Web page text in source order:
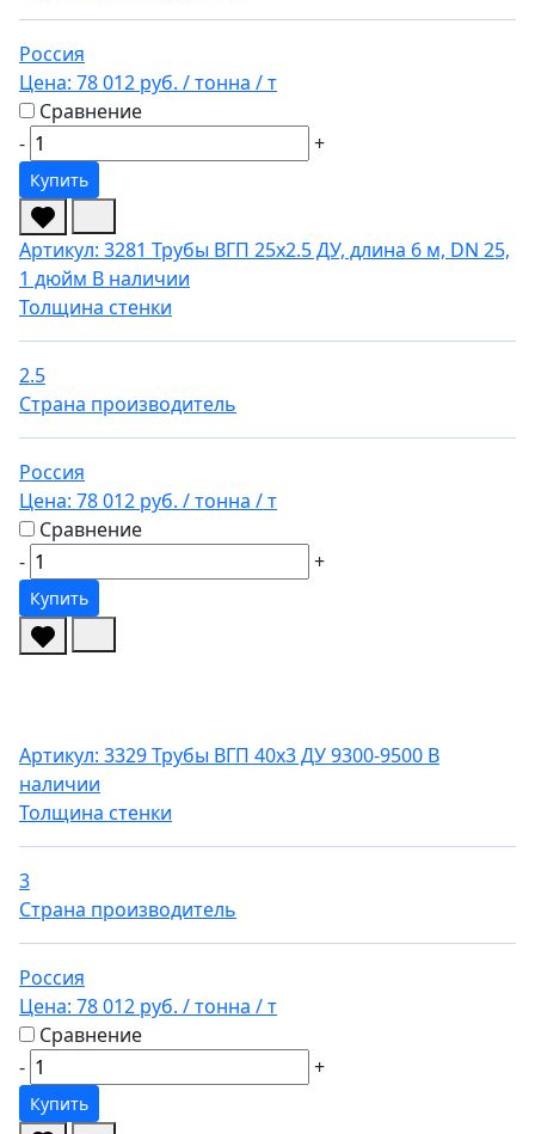
Россия
Цена: 78 012 руб. / тонна / т
Сравнение
-
+
Купить
Артикул: 3281 Трубы ВГП 25х2.5 ДУ, длина 6 м, DN 25,
1 дюйм В наличии
Толщина стенки
2.5
Страна производитель
Россия
Цена: 78 012 руб. / тонна / т
Сравнение
-
+
Купить
Артикул: 3329Трубы ВГП 40х3 ДУ 9300-9500 В
наличии
Толщина стенки
3
Страна производитель
Россия
Цена: 78 012 руб. / тонна / т
Сравнение
-
+
Купить